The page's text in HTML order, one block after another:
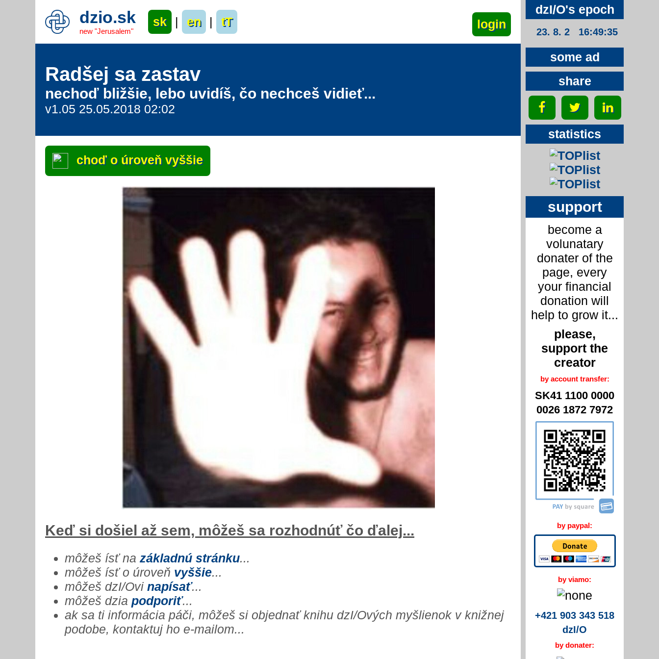
dzio.sk
new "Jerusalem"
sk | en | tT
Radšej sa zastav
nechoď bližšie, lebo uvidíš, čo nechceš vidieť...
v1.05 25.05.2018 02:02
choď o úroveň vyššie
Keď si došiel až sem, môžeš sa rozhodnúť čo ďalej...
môžeš ísť na základnú stránku...
môžeš ísť o úroveň vyššie...
môžeš dzI/Ovi napísať...
môžeš dzia podporiť...
ak sa ti informácia páči, môžeš si objednať knihu dzI/Ových myšlienok v knižnej
podobe, kontaktuj ho e-mailom...
dzI/O's epoch
23. 8. 2 16:49:36
some ad
share
statistics
support
become a
volunatary
donater of the
page, every
your financial
donation will
help to grow it...
please,
support the
creator
by account transfer:
SK41 1100 0000
0026 1872 7972
by paypal:
by viamo:
+421 903 343 518
dzI/O
by donater: